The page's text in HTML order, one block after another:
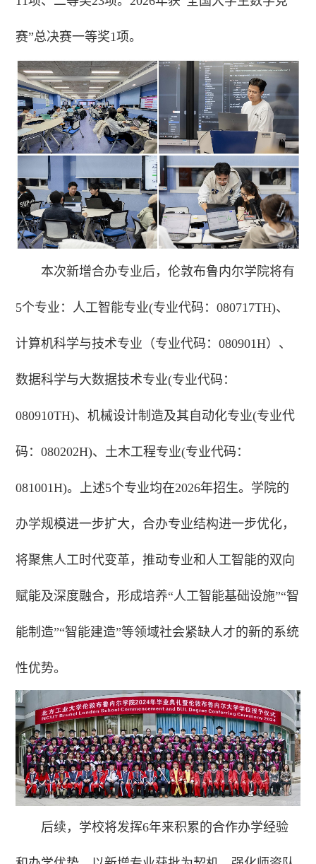
赛”总决赛一等奖1项。
本次新增合办专业后，伦敦布鲁内尔学院将有
5个专业：人工智能专业(专业代码：080717TH)、
计算机科学与技术专业（专业代码：080901H）、
数据科学与大数据技术专业(专业代码：
080910TH)、机械设计制造及其自动化专业(专业代
码：080202H)、土木工程专业(专业代码：
081001H)。上述5个专业均在2026年招生。学院的
办学规模进一步扩大，合办专业结构进一步优化，
将聚焦人工时代变革，推动专业和人工智能的双向
赋能及深度融合，形成培养“人工智能基础设施”“智
能制造”“智能建造”等领域社会紧缺人才的新的系统
性优势。
后续，学校将发挥6年来积累的合作办学经验